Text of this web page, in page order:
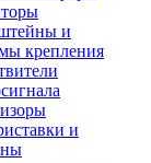
и
крепления
и